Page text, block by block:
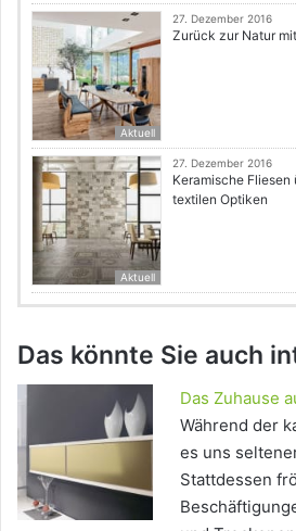
Aktuell
27. Dezember 2016
Zurück zur Natur
Aktuell
27. Dezember 2016
Keramische
textilen Optiken
Das könnte Sie auch
Das Zuhause
Während der
es uns
Stattdessen